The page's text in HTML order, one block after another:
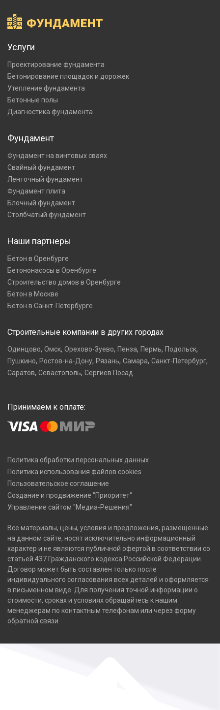
Услуги
Проектирование фундамента
Бетонирование площадок и дорожек
Утепление фундамента
Бетонные полы
Диагностика фундамента
Фундамент
Фундамент на винтовых сваях
Свайный фундамент
Ленточный фундамент
Фундамент плита
Блочный фундамент
Столбчатый фундамент
Наши партнеры
Бетон в Оренбурге
Бетононасосы в Оренбурге
Строительство домов в Оренбурге
Бетон в Москве
Бетон в Санкт-Петербурге
Строительные компании в других городах
Одинцово, Омск, Орехово-Зуево, Пенза, Пермь, Подольск,
Пушкино, Ростов-на-Дону, Рязань, Самара, Санкт-Петербург,
Саратов, Севастополь, Сергиев Посад
Принимаем к оплате:
Политика обработки персональных данных
Политика использования файлов cookies
Пользовательское соглашение
Создание и продвижение "Приоритет"
Управление сайтом "Медиа-Решения"
Все материалы, цены, условия и предложения, размещенные
на данном сайте, носят исключительно информационный
характер и не являются публичной офертой в соответствии со
статьей 437 Гражданского кодекса Российской Федерации.
Договор может быть составлен только после
индивидуального согласования всех деталей и оформляется
в письменном виде. Для получения точной информации о
стоимости, сроках и условиях обращайтесь к нашим
менеджерам по контактным телефонам или через форму
обратной связи.